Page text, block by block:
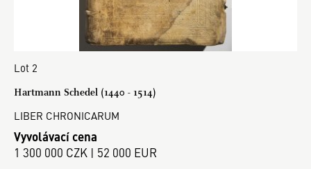
Lot 2
Hartmann Schedel (1440 - 1514)
LIBER CHRONICARUM
Vyvolávací cena
1 300 000 CZK | 52 000 EUR